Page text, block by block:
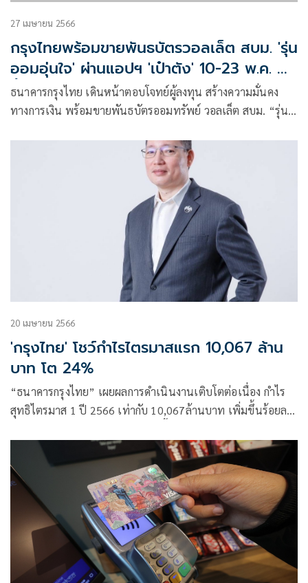
27 เมษายน 2566
กรุงไทยพร้อมขายพันธบัตรวอลเล็ต สบม. 'รุ่น
ออมอุ่นใจ' ผ่านแอปฯ 'เป๋าตัง' 10-23 พ.ค. 66
นี้
ธนาคารกรุงไทย เดินหน้าตอบโจทย์ผู้ลงทุน สร้างความมั่นคง
ทางการเงิน พร้อมขายพันธบัตรออมทรัพย์ วอลเล็ต สบม. “รุ่น
ดอกเบี้ยคงที่ 2.70% ต่อปี ระหว่างวันที่ 10-23 พฤษภาคม 2566
นี้ ลงทุนง่าย เริ่มต้นเพียง 100 บาท ส่งเสริมคนไทยออมเงินอย่าง
20 เมษายน 2566
'กรุงไทย' โชว์กำไรไตรมาสแรก 10,067 ล้าน
บาท โต 24%
“ธนาคารกรุงไทย” เผยผลการดำเนินงานเติบโตต่อเนื่อง กำไร
สุทธิไตรมาส 1 ปี 2566 เท่ากับ 10,067ล้านบาท เพิ่มขึ้นร้อยละ
เดียวกันของปีก่อน จากรายได้รวมที่ขยายตัวได้ดี การบริหาร
จัดการค่าใช้จ่าย และบริหารคุณภาพสินทรัพย์อย่างมี
ประสิทธิภาพ เดินหน้าดูแลลูกค้าทุกกลุ่มรับมือความท้าทาย
เศรษฐกิจ ชู 7 ยุทธศาสตร์ขับเคลื่อนองค์กร “มุ่งสร้างคุณค่า สู่
ความยั่งยืน”